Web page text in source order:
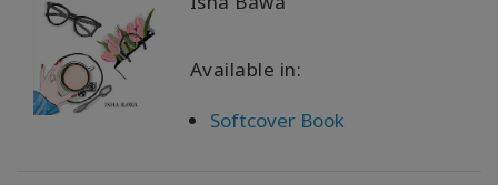
主
題
查
看
Available in:
Softcover Book